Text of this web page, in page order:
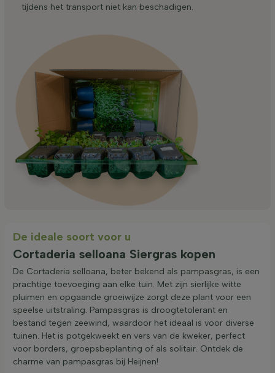
tijdens het transport niet kan beschadigen.
De ideale soort voor u
Cortaderia selloana Siergras kopen
De Cortaderia selloana, beter bekend als pampasgras, is een
prachtige toevoeging aan elke tuin. Met zijn sierlijke witte
pluimen en opgaande groeiwijze zorgt deze plant voor een
speelse uitstraling. Pampasgras is droogtetolerant en
bestand tegen zeewind, waardoor het ideaal is voor diverse
tuinen. Het is potgekweekt en vers van de kweker, perfect
voor borders, groepsbeplanting of als solitair. Ontdek de
charme van pampasgras bij Heijnen!